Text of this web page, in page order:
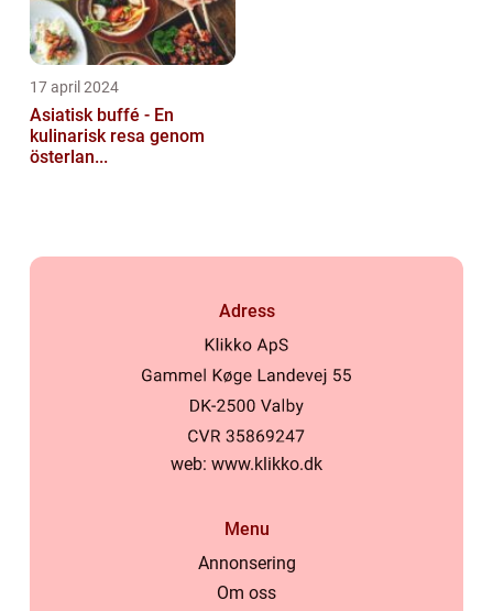
17 april 2024
Asiatisk buffé - En
kulinarisk resa genom
österlan...
Adress
web: www.klikko.dk
Menu
Annonsering
Om oss